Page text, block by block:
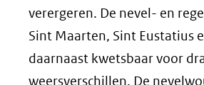
verergeren. De nevel- en
Sint Maarten, Sint Eustatius
daarnaast kwetsbaar voor
weersverschillen. De